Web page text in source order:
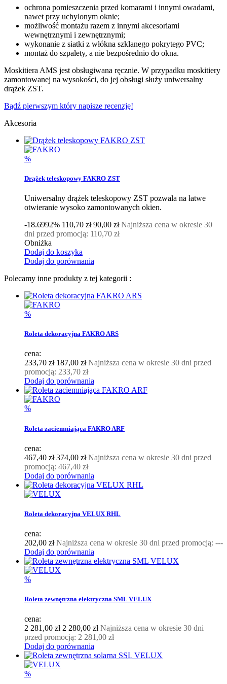
ochrona pomieszczenia przed komarami i innymi owadami,
nawet przy uchylonym oknie;
możliwość montażu razem z innymi akcesoriami
wewnętrznymi i zewnętrznymi;
wykonanie z siatki z włókna szklanego pokrytego PVC;
montaż do szpalety, a nie bezpośrednio do okna.
Moskitiera AMS jest obsługiwana ręcznie. W przypadku moskitiery
zamontowanej na wysokości, do jej obsługi służy uniwersalny
drążek ZST.
Bądź pierwszym który napisze recenzję!
Akcesoria
%
Drążek teleskopowy FAKRO ZST
Uniwersalny drążek teleskopowy ZST pozwala na łatwe
otwieranie wysoko zamontowanych okien.
-18.6992% 110,70 zł90,00 złNajniższa cena w okresie 30
dni przed promocją: 110,70 zł
Obniżka
Dodaj do koszyka
Dodaj do porównania
Polecamy inne produkty z tej kategorii :
%
Roleta dekoracyjna FAKRO ARS
cena:
233,70 zł 187,00 złNajniższa cena w okresie 30 dni przed
promocją: 233,70 zł
Dodaj do porównania
%
Roleta zaciemniająca FAKRO ARF
cena:
467,40 zł374,00 złNajniższa cena w okresie 30 dni przed
promocją: 467,40 zł
Dodaj do porównania
Roleta dekoracyjna VELUX RHL
cena:
202,00 złNajniższa cena w okresie 30 dni przed promocją: ---
Dodaj do porównania
%
Roleta zewnętrzna elektryczna SML VELUX
cena:
2 281,00 zł 2 280,00 złNajniższa cena w okresie 30 dni
przed promocją: 2 281,00 zł
Dodaj do porównania
%